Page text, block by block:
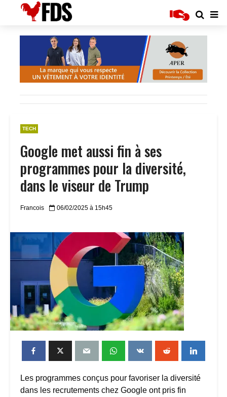
TECH
Google met aussi fin à ses
programmes pour la diversité,
dans le viseur de Trump
Francois 06/02/2025 à 15h45
Les programmes conçus pour favoriser la diversité
dans les recrutements chez Google ont pris fin